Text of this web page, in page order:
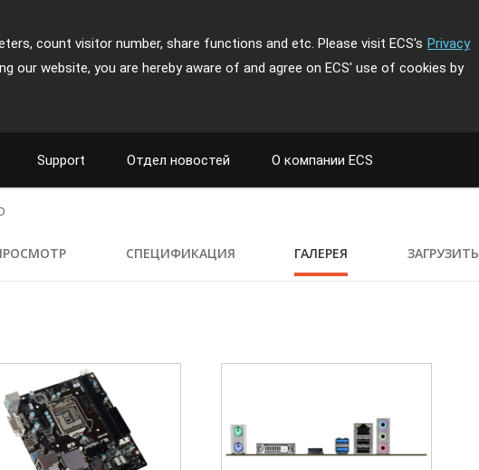
count visitor number, share functions and etc. Please visit ECS's Privacy
our website, you are hereby aware of and agree on ECS' use of cookies by
Support Отдел новостей О компании ECS
СПЕЦИФИКАЦИЯ ГАЛЕРЕЯ ЗАГРУЗИТЬ